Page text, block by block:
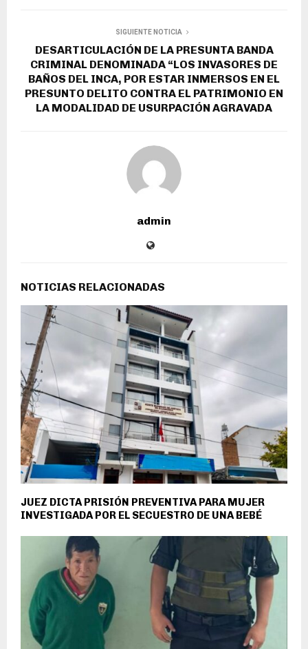
SIGUIENTE NOTICIA
DESARTICULACIÓN DE LA PRESUNTA BANDA
CRIMINAL DENOMINADA “LOS INVASORES DE
BAÑOS DEL INCA, POR ESTAR INMERSOS EN EL
PRESUNTO DELITO CONTRA EL PATRIMONIO EN
LA MODALIDAD DE USURPACIÓN AGRAVADA
admin
NOTICIAS RELACIONADAS
JUEZ DICTA PRISIÓN PREVENTIVA PARA MUJER
INVESTIGADA POR EL SECUESTRO DE UNA BEBÉ